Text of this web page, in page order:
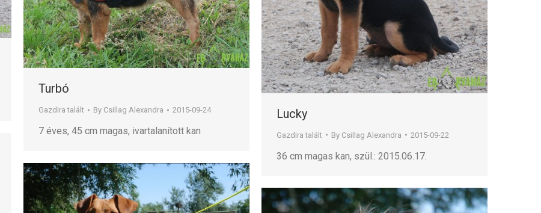
Turbó
Gazdira talált By Csillag Alexandra 2015-09-24
7 éves, 45 cm magas, ivartalanított kan
Lucky
Gazdira talált By Csillag Alexandra 2015-09-22
36 cm magas kan, szül.: 2015.06.17.